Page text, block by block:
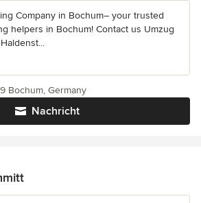
Company in Bochum– your trusted
helpers in Bochum! Contact us Umzug
Nachricht
Bochum, Germany